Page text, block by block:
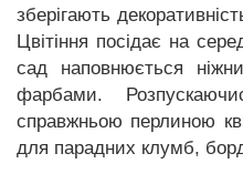
зберігають
Цвітіння посідає на
сад наповнюється
фарбами.
справжньою перлиною
для парадних клумб,